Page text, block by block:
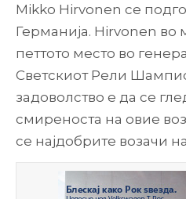
Mikko Hirvonen се
Германија. Hirvonen во
петтото место во
Светскиот Рели
задоволство е да се
смиреноста на овие
се најдобрите возачи